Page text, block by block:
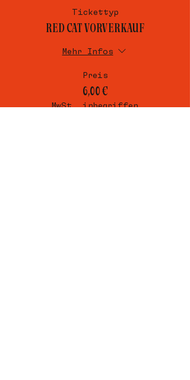
Tickettyp
RED CAT VORVERKAUF
Mehr Infos
Preis
6,00 €
MwSt. inbegriffen